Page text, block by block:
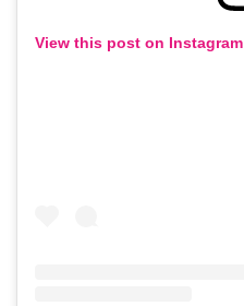
View this post on Instagram